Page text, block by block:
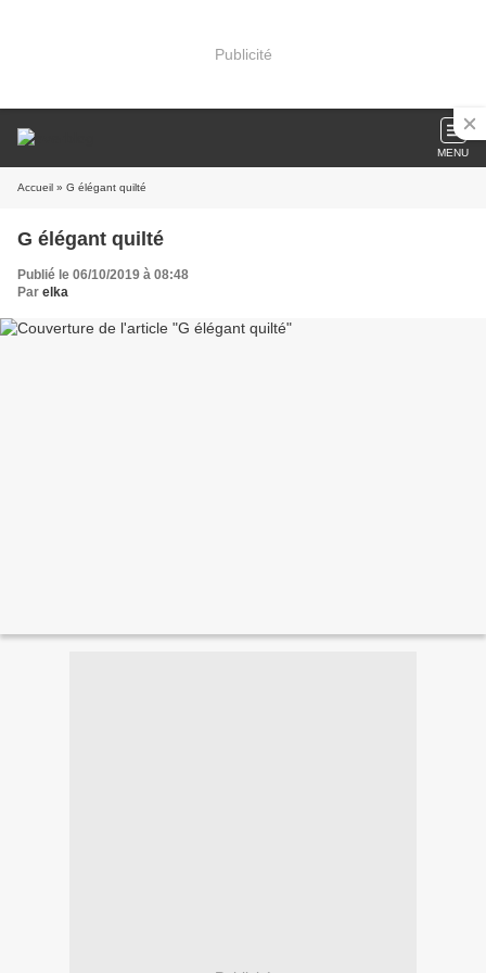
Publicité
MENU
Accueil » G élégant quilté
G élégant quilté
Publié le 06/10/2019 à 08:48
Par elka